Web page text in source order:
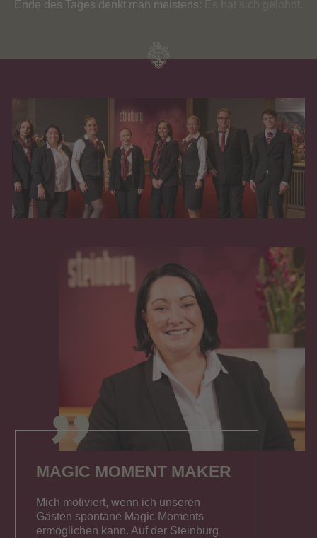
Ende des Tages denkt man meistens:
MAGIC MOMENT MAKER
Mich motiviert, wenn ich unseren
Gästen spontane Magic Moments
ermöglichen kann. Auf der Steinburg